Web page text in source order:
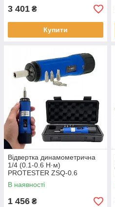
3 401 ₴
Купити
Відвертка динамометрична
1/4 (0.1-0.6 Н·м)
PROTESTER ZSQ-0.6
В наявності
1 456 ₴